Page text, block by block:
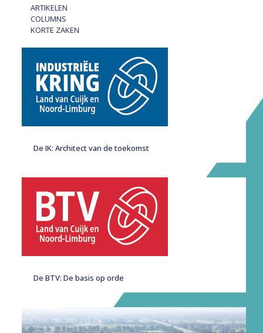
ARTIKELEN
COLUMNS
KORTE ZAKEN
De IK: Architect van de toekomst
De BTV: De basis op orde